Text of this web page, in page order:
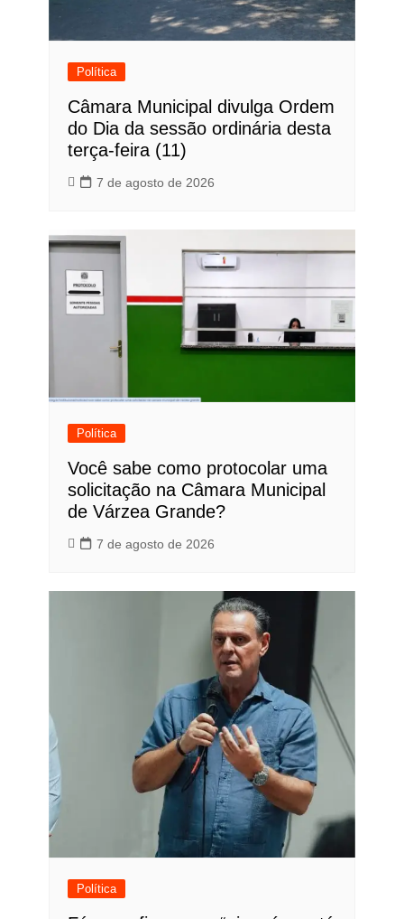
Política
Câmara Municipal divulga Ordem
do Dia da sessão ordinária desta
terça-feira (11)
7 de agosto de 2026
Política
Você sabe como protocolar uma
solicitação na Câmara Municipal
de Várzea Grande?
7 de agosto de 2026
Política